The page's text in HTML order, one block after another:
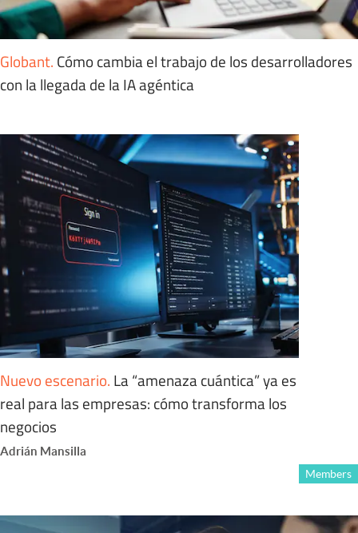
Globant. Cómo cambia el trabajo de los desarrolladores
con la llegada de la IA agéntica
Nuevo escenario. La “amenaza cuántica” ya es
real para las empresas: cómo transforma los
negocios
Adrián Mansilla
Members